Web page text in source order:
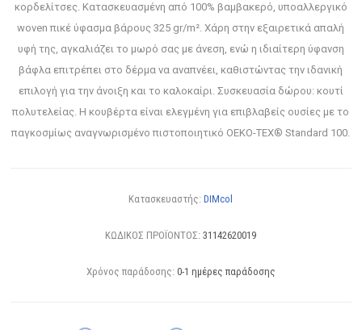
κορδελίτσες. Κατασκευασμένη από 100% βαμβακερό, υποαλλεργικό
woven πικέ ύφασμα βάρους 325 gr/m². Χάρη στην εξαιρετικά απαλή
υφή της, αγκαλιάζει το μωρό σας με άνεση, ενώ η ιδιαίτερη ύφανση
βάφλα επιτρέπει στο δέρμα να αναπνέει, καθιστώντας την ιδανική
επιλογή για την άνοιξη και το καλοκαίρι. Συσκευασία δώρου: κουτί
πολυτελείας. Η κουβέρτα είναι ελεγμένη για επιβλαβείς ουσίες με το
παγκοσμίως αναγνωρισμένο πιστοποιητικό OEKO-TEX® Standard 100.
Κατασκευαστής: DIMcol
ΚΩΔΙΚΟΣ ΠΡΟΪΟΝΤΟΣ: 31142620019
Χρόνος παράδοσης: 0-1 ημέρες παράδοσης